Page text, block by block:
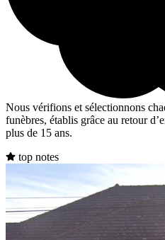
Nous vérifions et sélectionnons
funèbres, établis grâce au retour
plus de 15 ans.
top notes